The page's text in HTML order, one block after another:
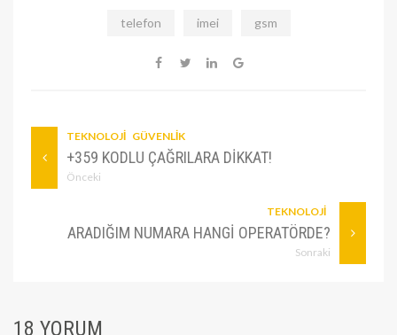
telefon imei gsm
TEKNOLOJI GÜVENLIK
+359 KODLU ÇAĞRILARA DIKKAT!
Önceki
TEKNOLOJI
ARADIĞIM NUMARA HANGI OPERATÖRDE?
Sonraki
18 YORUM